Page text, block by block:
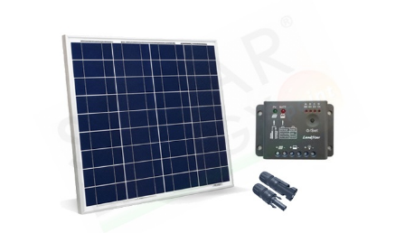
My account
Produttori
Sample Page